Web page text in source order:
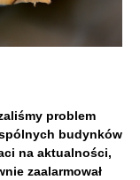
problem
budynków
na aktualności,
zaalarmował